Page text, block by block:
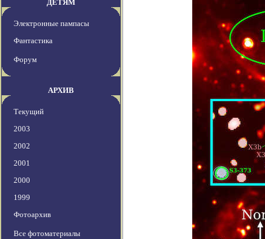
ДЕТЯМ
Электронные пампасы
Фантастика
Форум
АРХИВ
Текущий
2003
2002
2001
2000
1999
Фотоархив
Все фотоматериалы